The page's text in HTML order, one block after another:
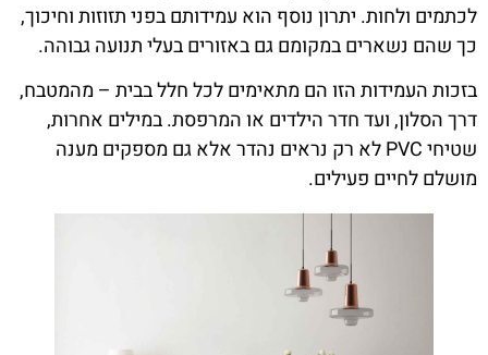
לכתמים ולחות. יתרון נוסף הוא עמידותם בפני תזוזות וחיכוך,
כך שהם נשארים במקומם גם באזורים בעלי תנועה גבוהה.
בזכות העמידות הזו הם מתאימים לכל חלל בבית – מהמטבח,
דרך הסלון, ועד חדר הילדים או המרפסת. במילים אחרות,
שטיחי PVC לא רק נראים נהדר אלא גם מספקים מענה
מושלם לחיים פעילים.